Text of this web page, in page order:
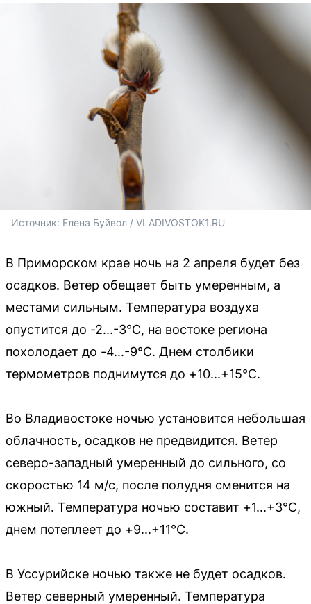
Источник: Елена Буйвол / VLADIVOSTOK1.RU
В Приморском крае ночь на 2 апреля будет без
осадков. Ветер обещает быть умеренным, а
местами сильным. Температура воздуха
опустится до -2...-3°C, на востоке региона
похолодает до -4...-9°C. Днем столбики
термометров поднимутся до +10...+15°C.
Во Владивостоке ночью установится небольшая
облачность, осадков не предвидится. Ветер
северо-западный умеренный до сильного, со
скоростью 14 м/с, после полудня сменится на
южный. Температура ночью составит +1...+3°C,
днем потеплеет до +9...+11°C.
В Уссурийске ночью также не будет осадков.
Ветер северный умеренный. Температура